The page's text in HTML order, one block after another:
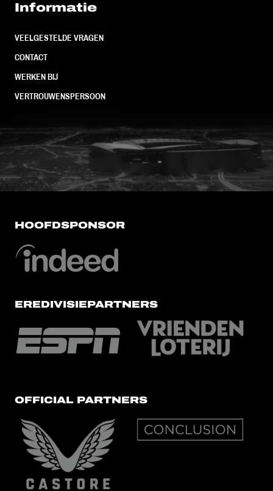
Informatie
VEELGESTELDE VRAGEN
CONTACT
WERKEN BIJ
VERTROUWENSPERSOON
FC Utrecht<br>vanuit<br>het
HOOFDSPONSOR
EREDIVISIEPARTNERS
OFFICIAL PARTNERS